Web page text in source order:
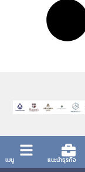
เมนู แนะนำธุรกิจ